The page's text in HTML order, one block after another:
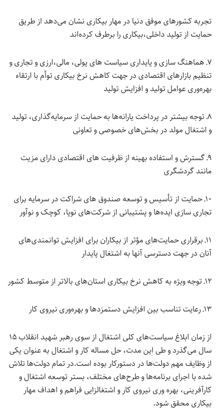
تجربه کشورهای موفق دنیا در مهار بیکاری نشان می‌دهد از طریق
حمایت از تولید داخلی،بیکاری را برطرف کرده‌اند
۷ـ هماهنگ سازی و پایداری سیاست های پولی، مالی،ارزی و تجاری و
تنظیم بازارهای اقتصادی در جهت کاهش نرخ بیکاری توأم با ارتقاء
بهره‌وری عوامل تولید و افزایش تولید
۸ـ توجه بیشتر در پرداخت یارانه‌ها به حمایت از سرمایه‌گذاری، تولید
و اشتغال مولد در بخش‌های خصوصی و تعاونی
۹ـ گسترش و استفاده بهینه از ظرفیت های اقتصادی دارای مزیت
مانند گردشگری
۱۰ـ حمایت از تأسیس و توسعه صندوق های شراکت در سرمایه برای
تجاری سازی ایده‌ها و پشتیبانی از شرکت‌های نوپا، کوچک و نوآور
۱۱ـ برقراری حمایت‌های مؤثر از بیکاران برای افزایش توانمندی‌های
آنان در جهت دسترسی آنها به اشتغال پایدار
۱۲ـ توجه ویژه به کاهش نرخ بیکاری استان‌های بالاتر از متوسط کشور
۱۳ـ رعایت تناسب بین افزایش دستمزدها و بهره‌وری نیروی کار
از زمان ابلاغ سیاست‌های کلی اشتغال از سوی رهبر شهید انقلاب ۱۵
سال می‌گذرد و طی این مدت، حل مساله کار و اشتغال به عنوان یکی
از وظایف مهم دولت‌ها در دستورکار بوده است.در تمام دولت‌ها تلاش
شده با اجرای برنامه‌ها و طرح‌های مختلف، بستر توسعه اشتغال و
کارآفرینی، بهره وری نیروی کار و اشتغالزایی فراهم و اهداف مهار
بیکاری محقق شود.